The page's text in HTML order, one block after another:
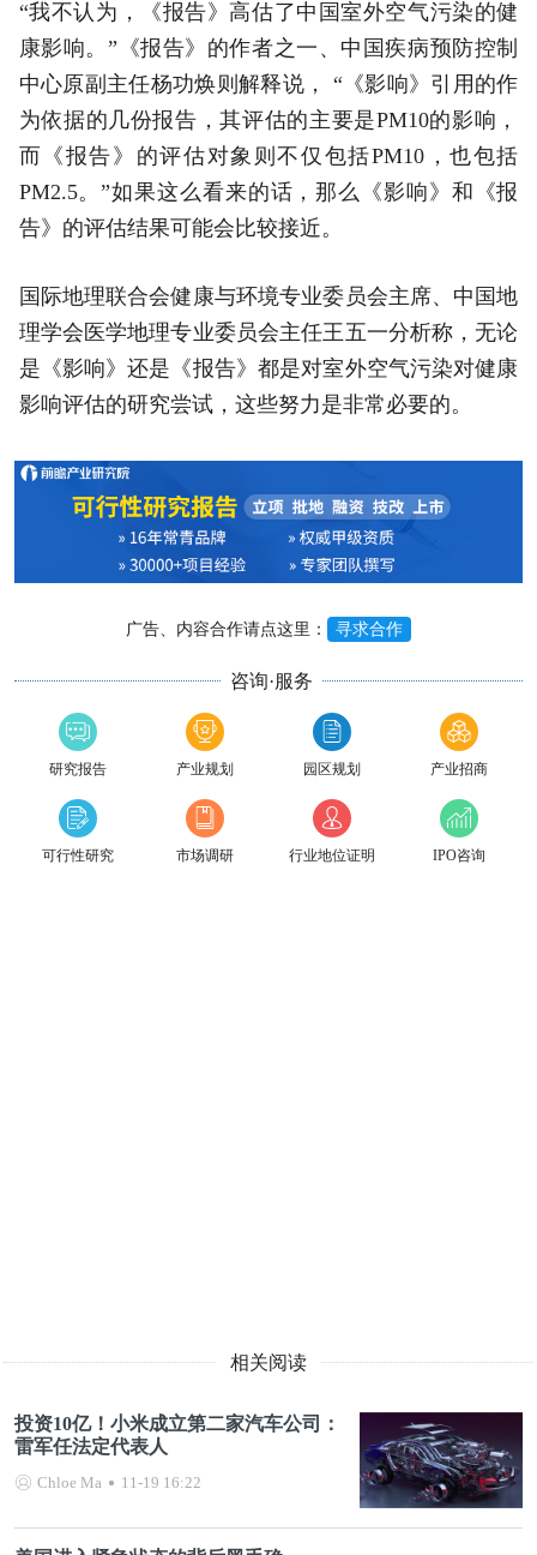
“我不认为，《报告》高估了中国室外空气污染的健
康影响。”《报告》的作者之一、中国疾病预防控制
中心原副主任杨功焕则解释说， “《影响》引用的作
为依据的几份报告，其评估的主要是PM10的影响，
而《报告》的评估对象则不仅包括PM10，也包括
PM2.5。”如果这么看来的话，那么《影响》和《报
告》的评估结果可能会比较接近。
国际地理联合会健康与环境专业委员会主席、中国地
理学会医学地理专业委员会主任王五一分析称，无论
是《影响》还是《报告》都是对室外空气污染对健康
影响评估的研究尝试，这些努力是非常必要的。
广告、内容合作请点这里： 寻求合作
咨询·服务
研究报告 产业规划 园区规划 产业招商
可行性研究 市场调研 行业地位证明 IPO咨询
相关阅读
投资10亿！小米成立第二家汽车公司：
雷军任法定代表人
Chloe Ma 11-19 16:22